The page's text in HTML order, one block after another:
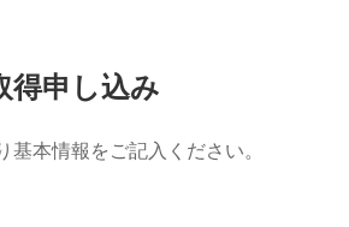
得申し込み
基本情報をご記入ください。